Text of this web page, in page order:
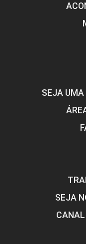
PATOLOGIA E
SEJA UMA
SEJA
CANAL